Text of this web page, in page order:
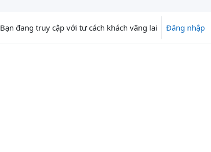
Bạn đang truy cập với tư cách khách vãng lai Đăng nhập